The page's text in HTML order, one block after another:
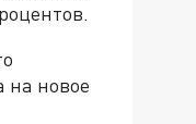
на новое